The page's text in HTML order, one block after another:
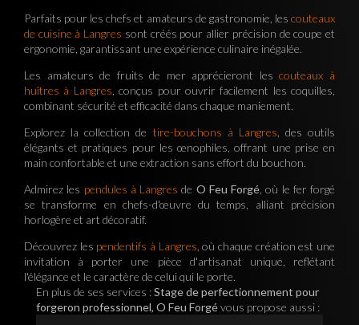
Parfaits pour les chefs et amateurs de gastronomie, les couteaux
de cuisine à Langres sont créés pour allier précision de coupe et
ergonomie, garantissant une expérience culinaire inégalée.
Les amateurs de fruits de mer apprécieront lescouteaux à
huîtres à Langres , conçus pour ouvrir facilement les coquilles,
combinant sécurité et efficacité dans chaque maniement.
Explorez la collection de tire-bouchons à Langres , des outils
élégants et pratiques pour les œnophiles, offrant une prise en
main confortable et une extraction sans effort du bouchon.
Admirez les pendules à Langres de O Feu Forgé , où le fer forgé
se transforme en chefs-d'œuvre du temps, alliant précision
horlogère et art décoratif.
Découvrez les pendentifs à Langres , où chaque création est une
invitation à porter une pièce d'artisanat unique, reflétant
l'élégance et le caractère de celui qui le porte.
En plus de ses services :Stage de perfectionnement pour
forgeron professionnel, O Feu Forgévous propose aussi :